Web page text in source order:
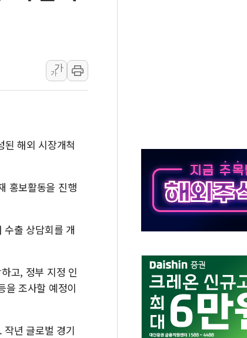
피해자 보호단체, 경찰수사개혁위에 보완수사권 폐지 우려 전달
러 탄도미사일 공격에 속수무책… 패트리엇 미사일 지원, 작년의 3분
씨] 절기상 '입추'에 폭염 절정…서울 한낮 39도
당 "민주, '盧 수사' 악연으로 형사사법 틀 바꿔…국민 불안감 가중"
타일, 2분기 영업익 260억원…전년 比 21.2%↑
은 포항, 전력 저장은 영광…지역펀드 9·10호 확정
가
가
해외 시장개척
홍보활동을 진행
수출 상담회를 개
고, 정부 지정 인
을 조사할 예정이
년 글로벌 경기